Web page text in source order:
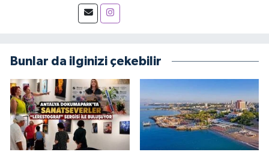
Bunlar da ilginizi çekebilir